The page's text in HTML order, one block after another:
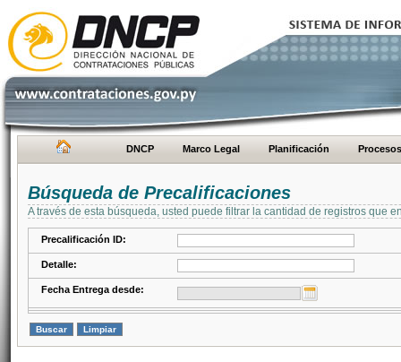
DNCP Marco Legal Planificación Procesos
Búsqueda de Precalificaciones
A través de esta búsqueda, usted puede filtrar la cantidad de registros que
Precalificación ID:
Detalle:
Fecha Entrega desde: